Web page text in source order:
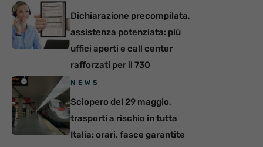
Dichiarazione precompilata,
assistenza potenziata: più
uffici aperti e call center
rafforzati per il 730
NEWS
Sciopero del 29 maggio,
trasporti a rischio in tutta
Italia: orari, fasce garantite